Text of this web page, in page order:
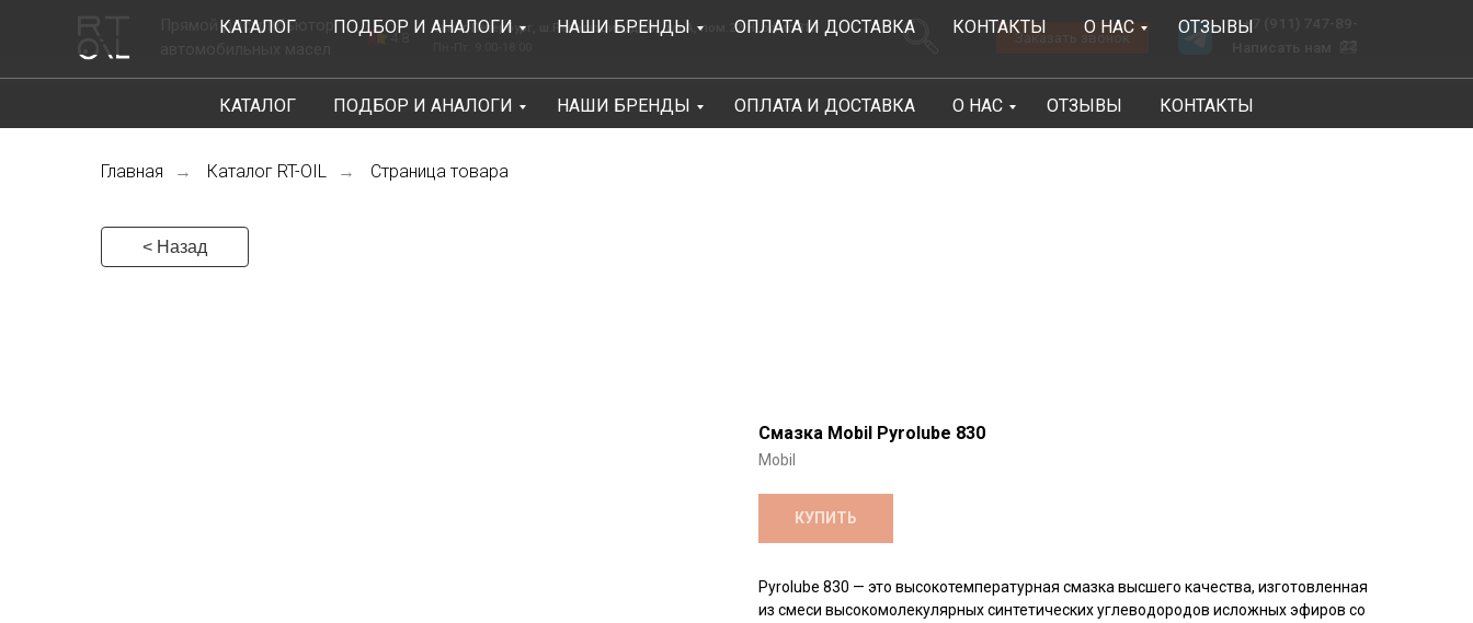
Прямой дистрибьютор +7 (911) 747-89-
Санкт-Петербург, ш.Революции, д.69, лит.А, пом.22-Н, офис 310
Написать нам
Заказать звонок
4.8
КАТАЛОГ ПОДБОР И АНАЛОГИ НАШИ БРЕНДЫ ОПЛАТА И ДОСТАВКА О НАС ОТЗЫВЫ КОНТАКТЫ
КАТАЛОГ ПОДБОР И АНАЛОГИ НАШИ БРЕНДЫ ОПЛАТА И ДОСТАВКА КОНТАКТЫ О НАС ОТЗЫВЫ
Главная → Каталог RT-OIL → Страница товара
< Назад
Смазка Mobil Pyrolube 830
Mobil
КУПИТЬ
Pyrolube 830 — это высокотемпературная смазка высшего качества, изготовленная
из смеси высокомолекулярных синтетических углеводородов исложных эфиров со